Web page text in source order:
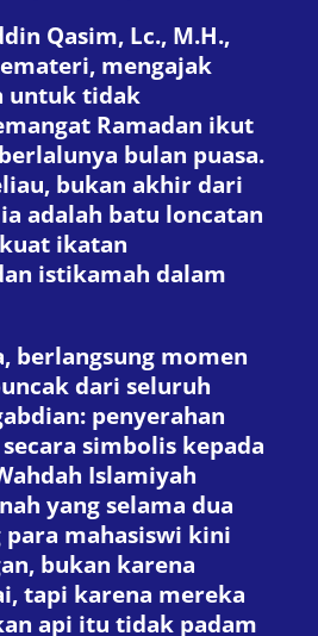
Qasim, Lc., M.H.,
mengajak
untuk tidak
Ramadan ikut
bulan puasa.
bukan akhir dari
adalah batu loncatan
ikatan
istikamah dalam
berlangsung momen
dari seluruh
penyerahan
simbolis kepada
Islamiyah
yang selama dua
para mahasiswi kini
bukan karena
tapi karena mereka
api itu tidak padam